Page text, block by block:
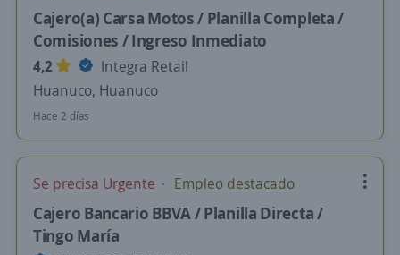
Cajero(a) Carsa Motos / Planilla Completa /
Comisiones / Ingreso Inmediato
4,2
Integra Retail
Huanuco, Huanuco
Hace 2 días
Se precisa Urgente Empleo destacado
Cajero Bancario BBVA / Planilla Directa /
Tingo María